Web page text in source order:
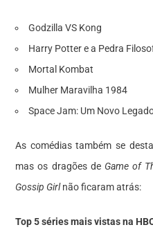
Godzilla VS Kong
Harry Potter e a Pedra
Mortal Kombat
Mulher Maravilha 1984
Space Jam: Um Novo
As comédias também se
mas os dragões de Game of
Gossip Girlnão ficaram atrás:
Top 5 séries mais vistas na